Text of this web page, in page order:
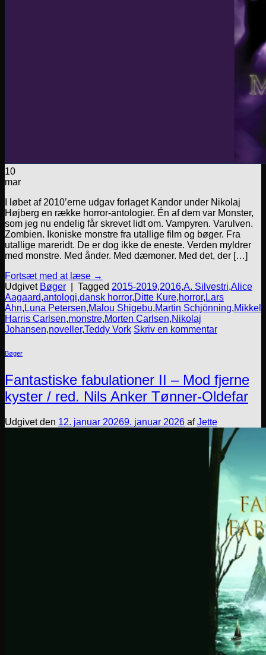
10
mar
I løbet af 2010’erne udgav forlaget Kandor under Nikolaj
Højberg en række horror-antologier. Én af dem var Monster,
som jeg nu endelig får skrevet lidt om. Vampyren. Varulven.
Zombien. Ikoniske monstre fra utallige film og bøger. Fra
utallige mareridt. De er dog ikke de eneste. Verden myldrer
med monstre. Med ånder. Med dæmoner. Med det, der […]
Fortsæt med at læse →
Udgivet Bøger Tagged 2015-2019,2016,A. Silvestri,Alice
Aagaard,antologi,dansk horror,Ditte Kure,horror, Lars
Ahn, Luna Petersen,Malou Shigebu,Martin Schjönning,Mikkel
Harris Carlsen,monstre,Morten Carlsen,Nikolaj
Johansen,noveller,Teddy Vork Skriv en kommentar
Bøger
Fantastiske fabulationer II – Mod fjerne
kyster / red. Nils Anker Tønner-Oldefar
Udgivet den 12. januar 20269. januar 2026 afJette